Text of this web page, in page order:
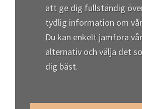
att ge dig fullständig
tydlig information om
Du kan enkelt jämföra
alternativ och välja det
dig bäst.